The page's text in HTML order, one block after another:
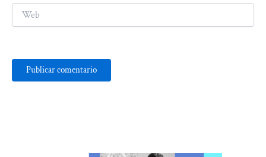
Web